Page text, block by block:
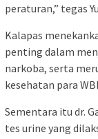
peraturan,” tegas
Kalapas
penting dalam
narkoba, serta
kesehatan para
Sementara itu dr.
tes urine yang